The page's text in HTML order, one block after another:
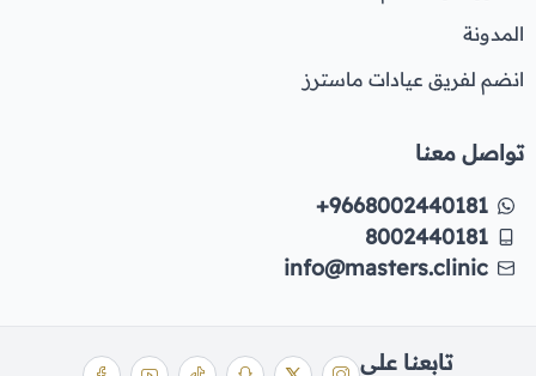
المدونة
انضم لفريق عيادات ماسترز
تواصل معنا
+9668002440181
8002440181
info@masters.clinic
تابعنا على